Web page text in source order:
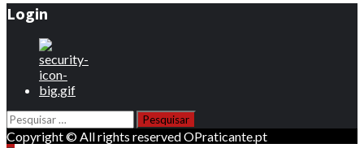
Login
Pesquisar
por:
Copyright © All rights reserved OPraticante.pt